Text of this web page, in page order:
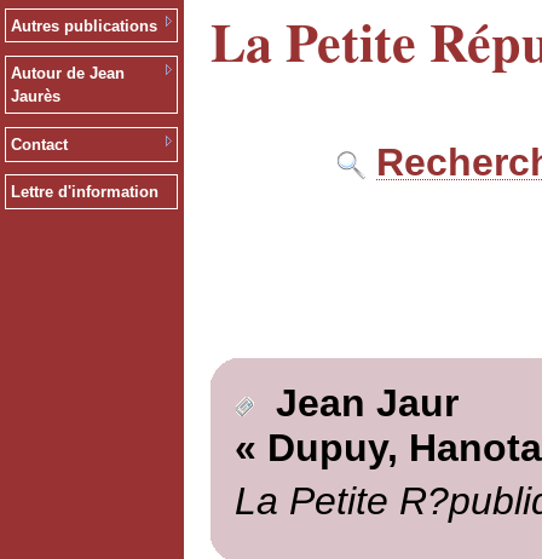
Autres publications
Autour de Jean
Jaurès
Contact
Lettre d'information
La Petite
Jean Jaur
« Dupuy,
La Petite